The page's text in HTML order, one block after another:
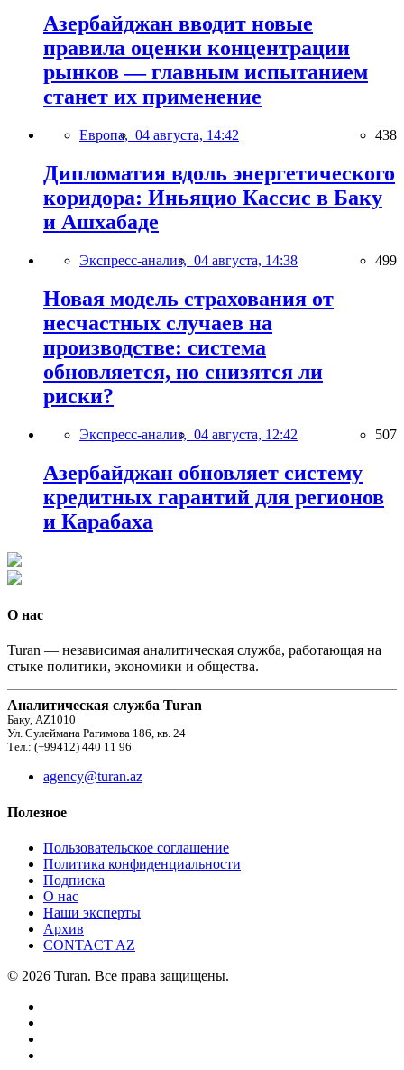
Азербайджан вводит новые
правила оценки концентрации
рынков — главным испытанием
станет их применение
Европа, 04 августа, 14:42 438
Дипломатия вдоль энергетического
коридора: Иньяцио Кассис в Баку
и Ашхабаде
Экспресс-анализ, 04 августа, 14:38 499
Новая модель страхования от
несчастных случаев на
производстве: система
обновляется, но снизятся ли
риски?
Экспресс-анализ, 04 августа, 12:42 507
Азербайджан обновляет систему
кредитных гарантий для регионов
и Карабаха
О нас
Turan — независимая аналитическая служба, работающая на
стыке политики, экономики и общества.
Аналитическая служба Turan
Баку, AZ1010
Ул. Сулеймана Рагимова 186, кв. 24
Тел.: (+99412) 440 11 96
agency@turan.az
Полезное
Пользовательское соглашение
Политика конфиденциальности
Подписка
О нас
Наши эксперты
Архив
CONTACT AZ
© 2026 Turan. Все права защищены.